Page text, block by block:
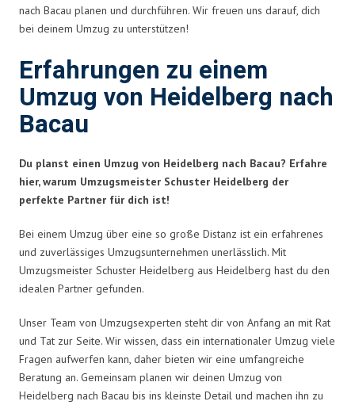
nach Bacau planen und durchführen. Wir freuen uns darauf, dich
bei deinem Umzug zu unterstützen!
Erfahrungen zu einem
Umzug von Heidelberg nach
Bacau
Du planst einen Umzug von Heidelberg nach Bacau? Erfahre
hier, warum Umzugsmeister Schuster Heidelberg der
perfekte Partner für dich ist!
Bei einem Umzug über eine so große Distanz ist ein erfahrenes
und zuverlässiges Umzugsunternehmen unerlässlich. Mit
Umzugsmeister Schuster Heidelberg aus Heidelberg hast du den
idealen Partner gefunden.
Unser Team von Umzugsexperten steht dir von Anfang an mit Rat
und Tat zur Seite. Wir wissen, dass ein internationaler Umzug viele
Fragen aufwerfen kann, daher bieten wir eine umfangreiche
Beratung an. Gemeinsam planen wir deinen Umzug von
Heidelberg nach Bacau bis ins kleinste Detail und machen ihn zu